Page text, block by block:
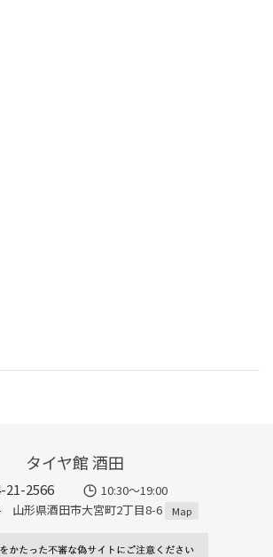
タイヤ館 酒田
21-2566
10:30～19:00
山形県酒田市大宮町2丁目8-6
Map